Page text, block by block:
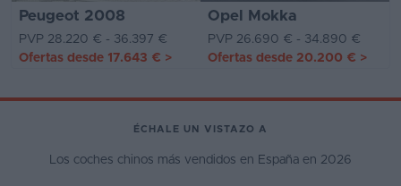
Peugeot 2008 Opel Mokka
PVP 28.220 € - 36.397 €
PVP 26.690 € - 34.890 €
Ofertas desde 17.643 € > Ofertas desde 20.200 € >
ÉCHALE UN VISTAZO A
Los coches chinos más vendidos en España en 2026